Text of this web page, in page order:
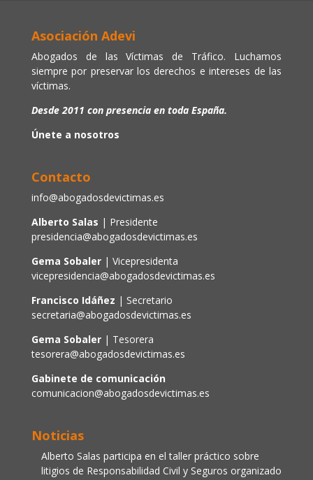
Asociación Adevi
Abogados de las Víctimas de Tráfico. Luchamos
siempre por preservar los derechos e intereses de las
víctimas.
Desde 2011 con presencia en toda España.
Únete a nosotros
Contacto
info@abogadosdevictimas.es
Alberto Salas | Presidente
presidencia@abogadosdevictimas.es
Gema Sobaler | Vicepresidenta
vicepresidencia@abogadosdevictimas.es
Francisco Idáñez | Secretario
secretaria@abogadosdevictimas.es
Gema Sobaler| Tesorera
tesorera@abogadosdevictimas.es
Gabinete de comunicación
comunicacion@abogadosdevictimas.es
Noticias
Alberto Salas participa en el taller práctico sobre
litigios de Responsabilidad Civil y Seguros organizado